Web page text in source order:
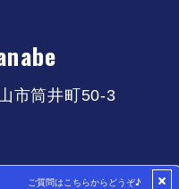
市筒井町50-3